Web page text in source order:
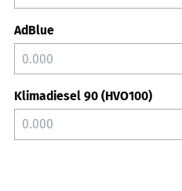
AdBlue
Klimadiesel 90 (HVO100)